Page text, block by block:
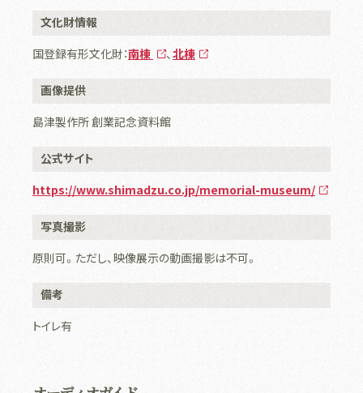
文化財情報
国登録有形文化財：南棟 、 北棟
画像提供
島津製作所 創業記念資料館
公式サイト
https://www.shimadzu.co.jp/memorial-museum/
写真撮影
原則可。ただし、映像展示の動画撮影は不可。
備考
トイレ有